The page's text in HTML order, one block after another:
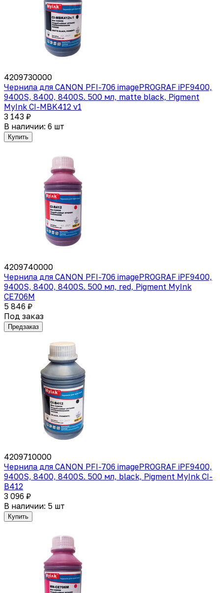
4209730000
Чернила для CANON PFI-706 imagePROGRAF iPF9400,
9400S, 8400, 8400S. 500 мл, matte black, Pigment
MyInk CI-MBK412 v1
3 143 ₽
В наличии: 6 шт
Купить
4209740000
Чернила для CANON PFI-706 imagePROGRAF iPF9400,
9400S, 8400, 8400S. 500 мл, red, Pigment MyInk
CE706M
5 846 ₽
Под заказ
Предзаказ
4209710000
Чернила для CANON PFI-706 imagePROGRAF iPF9400,
9400S, 8400, 8400S. 500 мл, black, Pigment MyInk CI-
B412
3 096 ₽
В наличии: 5 шт
Купить